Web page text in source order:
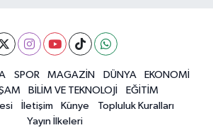
SPOR MAGAZİN DÜNYA
EKONOMİ
BİLİM VE TEKNOLOJİ
EĞİTİM
İletişim Künye
Topluluk Kuralları
Yayın İlkeleri